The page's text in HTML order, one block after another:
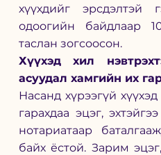
хүүхдийг эрсдэлтэй
одоогийн байдлаар
таслан зогсоосон.
Хүүхэд хил
асуудал хамгийн их
Насанд хүрээгүй
гарахдаа эцэг,
нотариатаар
байх ёстой. Зарим